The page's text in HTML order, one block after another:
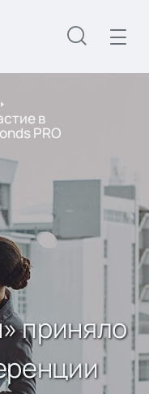
в
PRO
приняло